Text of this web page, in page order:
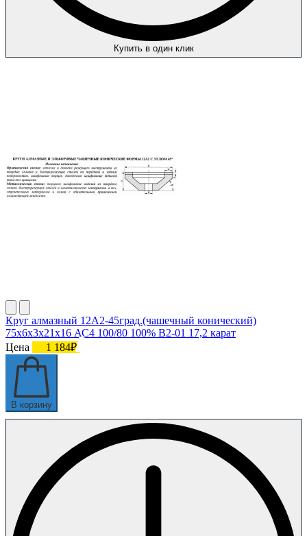
Купить в один клик
Круг алмазный 12А2-45град.(чашечный конический)
75х6х3х21х16 АС4 100/80 100% В2-01 17,2 карат
Цена
1 184₽
В корзину